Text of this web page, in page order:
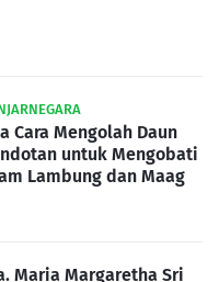
Cara Mengolah Daun
untuk Mengobati
Lambung dan Maag
Maria Margaretha Sri